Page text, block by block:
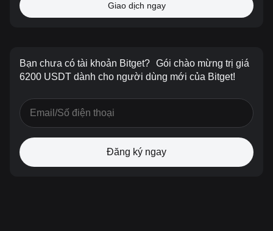
Giao dịch ngay
Bạn chưa có tài khoản Bitget? Gói chào mừng trị giá
6200 USDT dành cho người dùng mới của Bitget!
Đăng ký ngay